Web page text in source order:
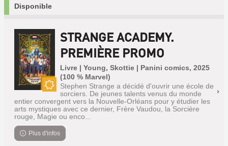
Disponible
STRANGE ACADEMY.
PREMIÈRE PROMO
Livre | Young, Skottie | Panini comics, 2025
(100 % Marvel)
Stephen Strange a décidé d'ouvrir une école de
sorciers. De jeunes talents venus du monde
entier convergent vers la Nouvelle-Orléans pour y étudier les
arts mystiques avec ce dernier, Frère Vaudou, la Sorcière
rouge, Magie ou enco...
Plus d'infos